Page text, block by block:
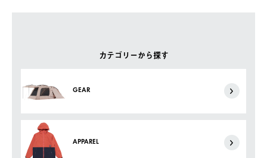
カテゴリーから探す
GEAR
APPAREL